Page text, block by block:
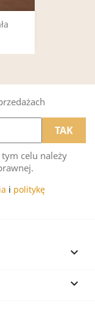
celu należy
i politykę

